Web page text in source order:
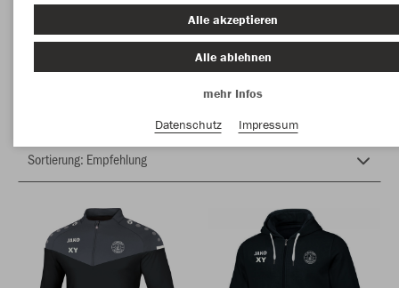
TEAMSHOP - FC BORUSSIA DERSCHLAG e.V.
Farbe
Alle akzeptieren
Alle ablehnen
mehr Infos
Datenschutz
Impressum